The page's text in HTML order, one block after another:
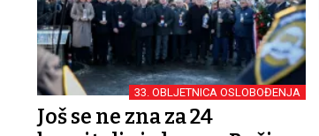
33. OBLJETNICA OSLOBOĐENJA
Još se ne zna za 24